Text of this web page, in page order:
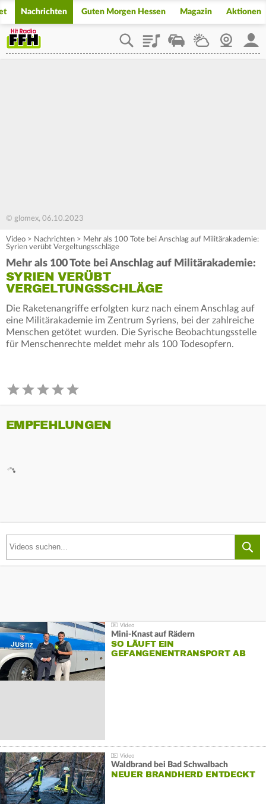
Nachrichten Guten Morgen Hessen Magazin Aktionen
PlaylistStaupilotWetterWebcam
© glomex, 06.10.2023
Video > Nachrichten > Mehr als 100 Tote bei Anschlag auf Militärakademie:
Syrien verübt Vergeltungsschläge
Mehr als 100 Tote bei Anschlag auf Militärakademie:
SYRIEN VERÜBT
VERGELTUNGSSCHLÄGE
Die Raketenangriffe erfolgten kurz nach einem Anschlag auf
eine Militärakademie im Zentrum Syriens, bei der zahlreiche
Menschen getötet wurden. Die Syrische Beobachtungsstelle
für Menschenrechte meldet mehr als 100 Todesopfern.
EMPFEHLUNGEN
Mini-Knast auf Rädern
SO LÄUFT EIN
GEFANGENENTRANSPORT AB
Waldbrand bei Bad Schwalbach
NEUER BRANDHERD ENTDECKT